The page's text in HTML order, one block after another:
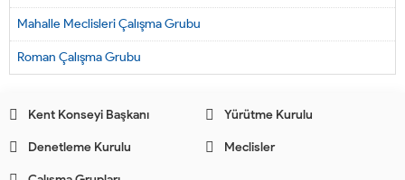
Mahalle Meclisleri Çalışma Grubu
Roman Çalışma Grubu
Kent Konseyi Başkanı Yürütme Kurulu
Denetleme Kurulu Meclisler